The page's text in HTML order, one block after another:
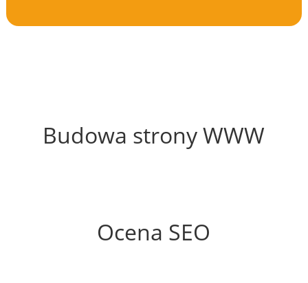
Budowa strony WWW
Ocena SEO